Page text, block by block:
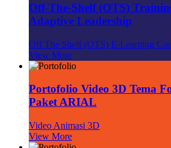
Off-The-Shelf (OTS)
Adaptive Leadership
Off The Shelf (OTS) E-Learning
View More
Portofolio Video 3D Tema
Paket ARIAL
Video Animasi 3D
View More